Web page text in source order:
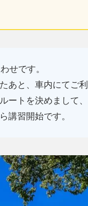
せです。
あと、車内にてご利
ートを決めまして、
講習開始です。